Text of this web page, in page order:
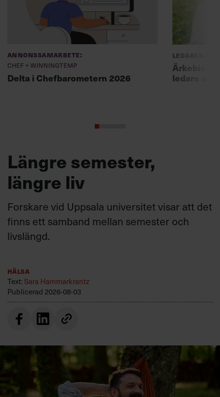
Annonssamarbete:
Chef + Winningtemp
Delta i Chefbarometern 2026
Ledarskap
ledare att
Längre semester,
längre liv
Forskare vid Uppsala universitet visar att det
finns ett samband mellan semester och
livslängd.
Hälsa
Text: Sara Hammarkrantz
Publicerad 2026-08-03